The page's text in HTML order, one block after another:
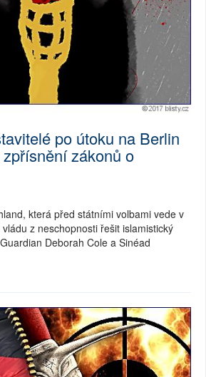
po útoku na Berlin
zákonů o
která před státními volbami vede v
z neschopnosti řešit islamistický
Deborah Cole a Sinéad